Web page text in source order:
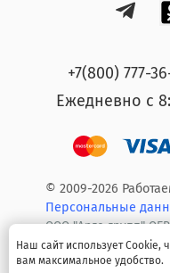
+7(800) 777-
Ежедневно с
© 2009-2026
Персональные
ООО "Арго групп"
Наш сайт использует Cookie,
вам максимальное удобство.